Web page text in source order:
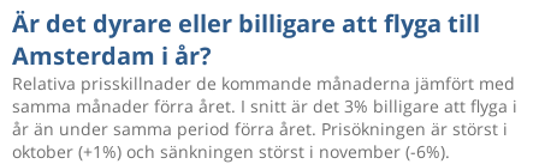
Är det dyrare eller billigare att flyga till
Amsterdam i år?
Relativa prisskillnader de kommande månaderna jämfört med
samma månader förra året. I snitt är det 3% billigare att flyga i
år än under samma period förra året. Prisökningen är störst i
oktober (+1%) och sänkningen störst i november (-6%).